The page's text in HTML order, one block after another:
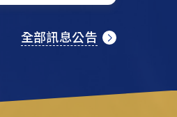
全部訊息公告